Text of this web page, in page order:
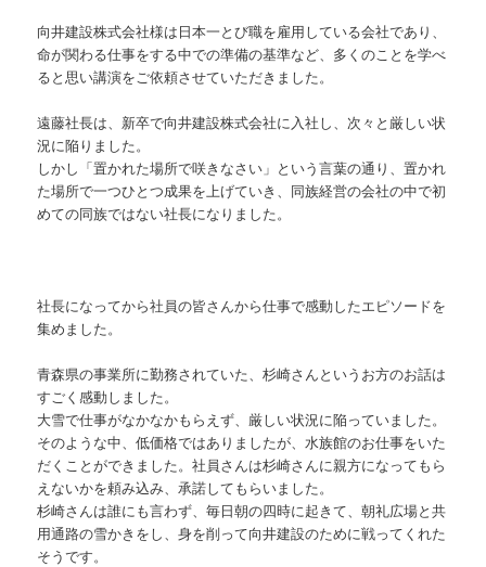
向井建設株式会社様は日本一とび職を雇用している会社であり、
命が関わる仕事をする中での準備の基準など、多くのことを学べ
ると思い講演をご依頼させていただきました。
遠藤社長は、新卒で向井建設株式会社に入社し、次々と厳しい状
況に陥りました。
しかし「置かれた場所で咲きなさい」という言葉の通り、置かれ
た場所で一つひとつ成果を上げていき、同族経営の会社の中で初
めての同族ではない社長になりました。
社長になってから社員の皆さんから仕事で感動したエピソードを
集めました。
青森県の事業所に勤務されていた、杉崎さんというお方のお話は
すごく感動しました。
大雪で仕事がなかなかもらえず、厳しい状況に陥っていました。
そのような中、低価格ではありましたが、水族館のお仕事をいた
だくことができました。社員さんは杉崎さんに親方になってもら
えないかを頼み込み、承諾してもらいました。
杉崎さんは誰にも言わず、毎日朝の四時に起きて、朝礼広場と共
用通路の雪かきをし、身を削って向井建設のために戦ってくれた
そうです。